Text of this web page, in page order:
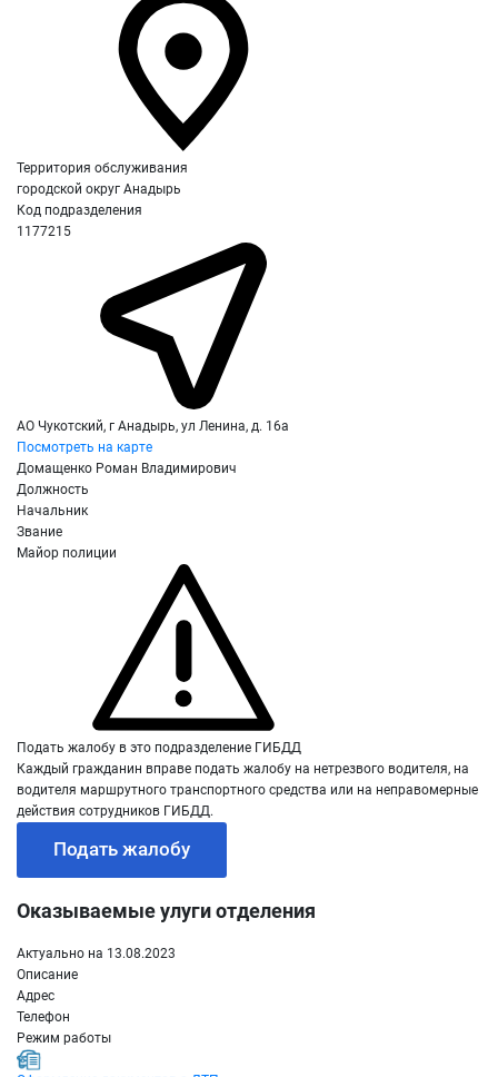
Территория обслуживания
городской округ Анадырь
Код подразделения
1177215
АО Чукотский, г Анадырь, ул Ленина, д. 16а
Посмотреть на карте
Домащенко Роман Владимирович
Должность
Начальник
Звание
Майор полиции
Подать жалобу в это подразделение ГИБДД
Каждый гражданин вправе подать жалобу на нетрезвого водителя, на
водителя маршрутного транспортного средства или на неправомерные
действия сотрудников ГИБДД.
Подать жалобу
Оказываемые улуги отделения
Актуально на 13.08.2023
Описание
Адрес
Телефон
Режим работы